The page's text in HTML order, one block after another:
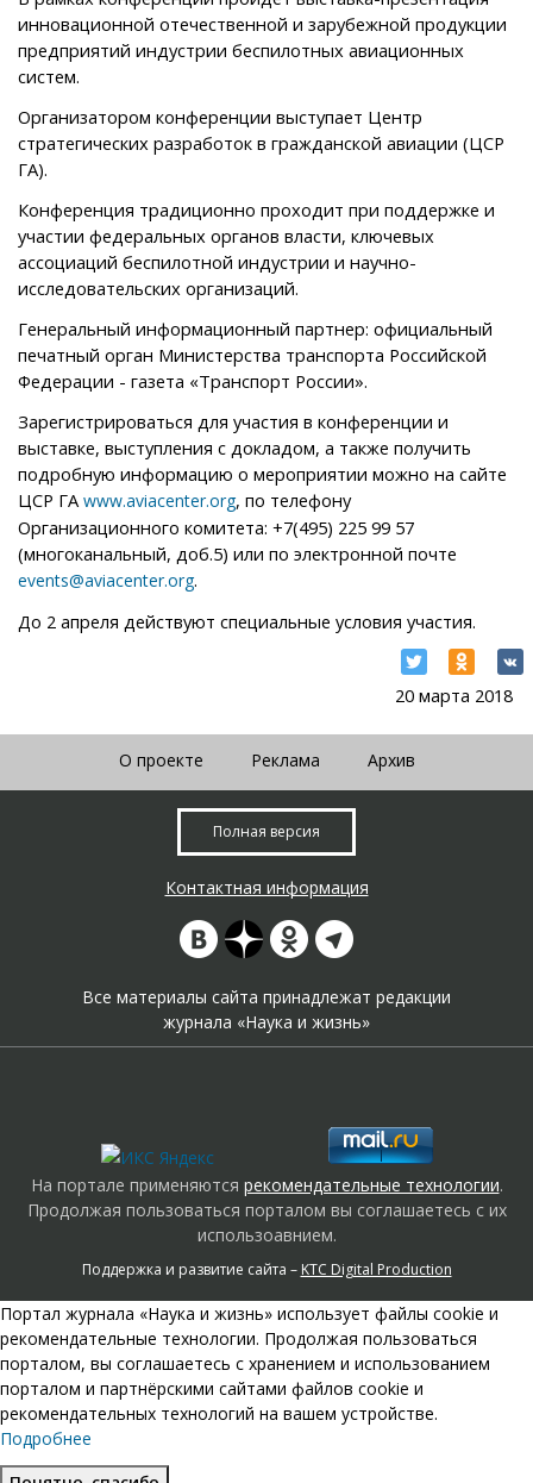
инновационной отечественной и зарубежной продукции
предприятий индустрии беспилотных авиационных
систем.
Организатором конференции выступает Центр
стратегических разработок в гражданской авиации (ЦСР
ГА).
Конференция традиционно проходит при поддержке и
участии федеральных органов власти, ключевых
ассоциаций беспилотной индустрии и научно-
исследовательских организаций.
Генеральный информационный партнер: официальный
печатный орган Министерства транспорта Российской
Федерации - газета «Транспорт России».
Зарегистрироваться для участия в конференции и
выставке, выступления с докладом, а также получить
подробную информацию о мероприятии можно на сайте
ЦСР ГА www.aviacenter.org, по телефону
Организационного комитета: +7(495) 225 99 57
(многоканальный, доб.5) или по электронной почте
events@aviacenter.org.
До 2 апреля действуют специальные условия участия.
20 марта 2018
О проекте Реклама Архив
Полная версия
Контактная информация
Все материалы сайта принадлежат редакции
журнала «Наука и жизнь»
На портале применяются рекомендательные технологии.
Продолжая пользоваться порталом вы соглашаетесь с их
использоавнием.
Поддержка и развитие сайта – KTC Digital Production
Портал журнала «Наука и жизнь» использует файлы cookie и
рекомендательные технологии. Продолжая пользоваться
порталом, вы соглашаетесь с хранением и использованием
порталом и партнёрскими сайтами файлов cookie и
рекомендательных технологий на вашем устройстве.
Подробнее